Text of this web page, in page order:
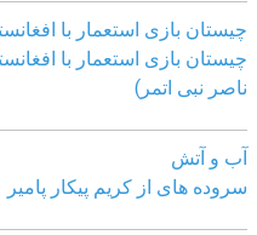
چیستان بازی استعمار با
چیستان بازی استعمار با
ناصر نبی اتمر)
آب و آتش
سروده های از کریم پیکار پامیر